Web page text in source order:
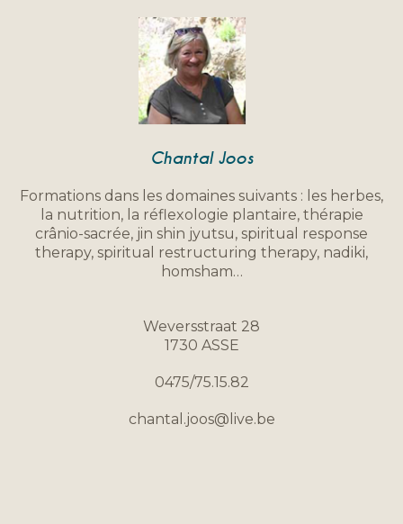
Chantal Joos
Formations dans les domaines suivants : les herbes,
la nutrition, la réflexologie plantaire, thérapie
crânio-sacrée, jin shin jyutsu, spiritual response
therapy, spiritual restructuring therapy, nadiki,
homsham…
Weversstraat 28
1730 ASSE
0475/75.15.82
chantal.joos@live.be